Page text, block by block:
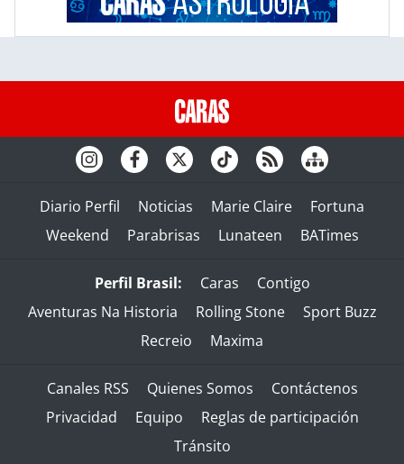
Diario Perfil Noticias Marie Claire
Fortuna
Weekend
Parabrisas Lunateen BATimes
Perfil Brasil: Caras
Contigo
Aventuras Na Historia
Rolling Stone
Sport Buzz
Recreio
Maxima
Canales RSS Quienes Somos
Contáctenos
Privacidad
Equipo
Reglas de participación
Tránsito